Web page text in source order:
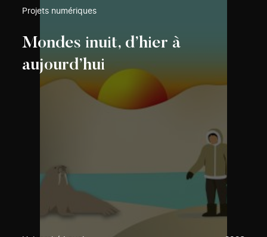
Projets numériques
Mondes inuit, d’hier à
aujourd’hui